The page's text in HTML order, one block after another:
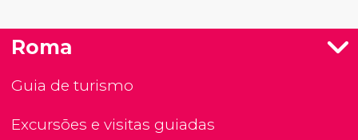
Roma
Guia de turismo
Excursões e visitas guiadas